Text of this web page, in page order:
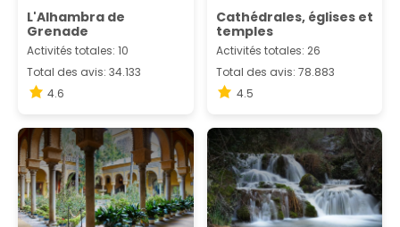
L'Alhambra de
Grenade
Activités totales: 10
Total des avis: 34.133
4.6
Cathédrales, églises et
temples
Activités totales: 26
Total des avis: 78.883
4.5